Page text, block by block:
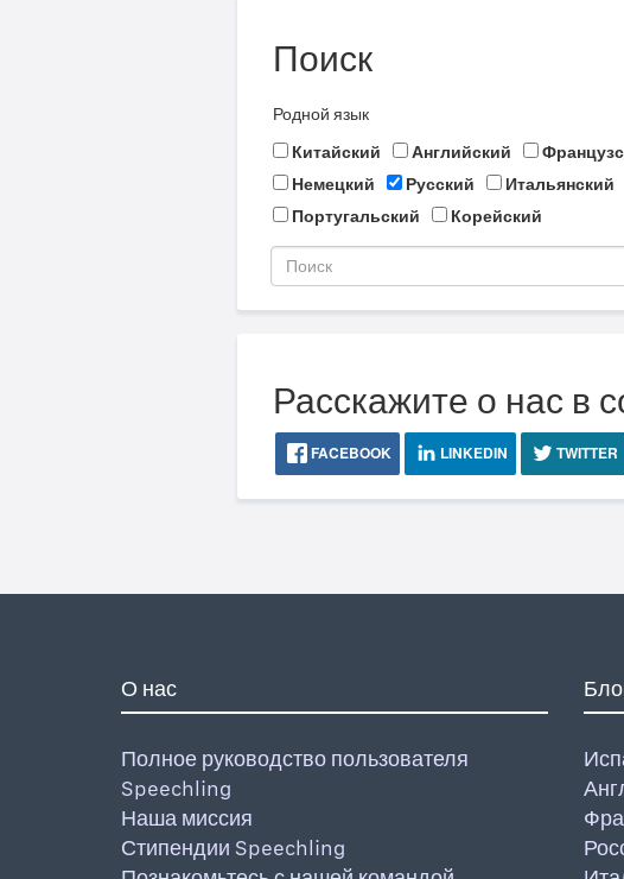
Поиск
Родной язык
Китайский
Английский
Немецкий
Русский Итальянский
Португальский
Корейский
Расскажите о нас в
FACEBOOK LINKEDIN TWITTER
О нас
Полное руководство пользователя
Speechling
Наша миссия
Стипендии Speechling